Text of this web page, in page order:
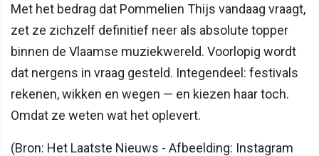
Met het bedrag dat Pommelien Thijs vandaag vraagt,
zet ze zichzelf definitief neer als absolute topper
binnen de Vlaamse muziekwereld. Voorlopig wordt
dat nergens in vraag gesteld. Integendeel: festivals
rekenen, wikken en wegen — en kiezen haar toch.
Omdat ze weten wat het oplevert.
(Bron: Het Laatste Nieuws - Afbeelding: Instagram